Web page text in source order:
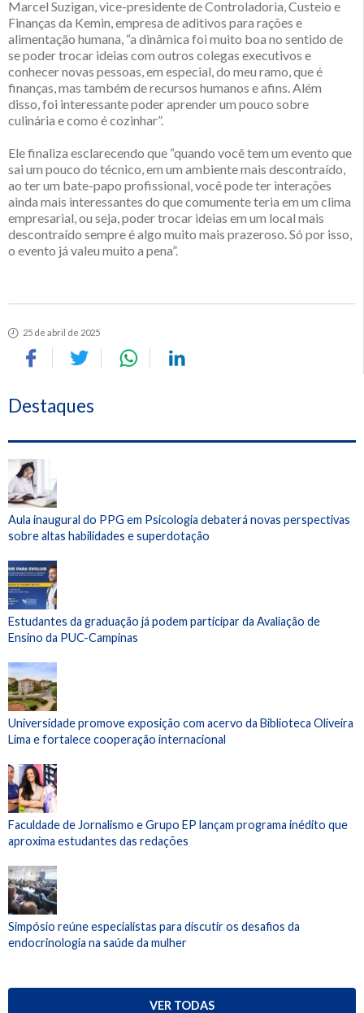
Marcel Suzigan, vice-presidente de Controladoria, Custeio e
Finanças da Kemin, empresa de aditivos para rações e
alimentação humana, “a dinâmica foi muito boa no sentido de
se poder trocar ideias com outros colegas executivos e
conhecer novas pessoas, em especial, do meu ramo, que é
finanças, mas também de recursos humanos e afins. Além
disso, foi interessante poder aprender um pouco sobre
culinária e como é cozinhar”.
Ele finaliza esclarecendo que “quando você tem um evento que
sai um pouco do técnico, em um ambiente mais descontraído,
ao ter um bate-papo profissional, você pode ter interações
ainda mais interessantes do que comumente teria em um clima
empresarial, ou seja, poder trocar ideias em um local mais
descontraído sempre é algo muito mais prazeroso. Só por isso,
o evento já valeu muito a pena”.
25 de abril de 2025
Destaques
Aula inaugural do PPG em Psicologia debaterá novas perspectivas
sobre altas habilidades e superdotação
Estudantes da graduação já podem participar da Avaliação de
Ensino da PUC-Campinas
Universidade promove exposição com acervo da Biblioteca Oliveira
Lima e fortalece cooperação internacional
Faculdade de Jornalismo e Grupo EP lançam programa inédito que
aproxima estudantes das redações
Simpósio reúne especialistas para discutir os desafios da
endocrinologia na saúde da mulher
VER TODAS